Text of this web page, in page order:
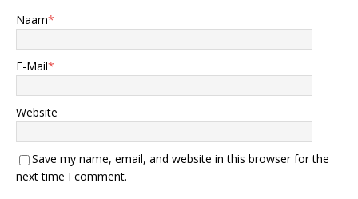
Naam*
E-Mail*
Website
Save my name, email, and website in this browser for the
next time I comment.